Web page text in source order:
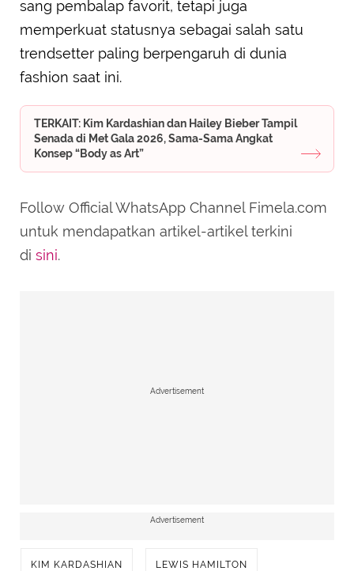
sang pembalap favorit, tetapi juga
memperkuat statusnya sebagai salah satu
trendsetter paling berpengaruh di dunia
fashion saat ini.
TERKAIT: Kim Kardashian dan Hailey Bieber Tampil
Senada di Met Gala 2026, Sama-Sama Angkat
Konsep “Body as Art”
Follow Official WhatsApp Channel Fimela.com
untuk mendapatkan artikel-artikel terkini
di sini.
Advertisement
Advertisement
KIM KARDASHIAN LEWIS HAMILTON